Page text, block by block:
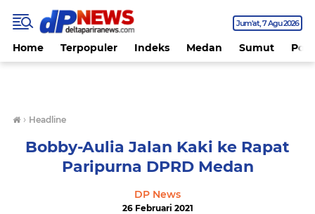
Jum'at 7 Agu 2026
Home Terpopuler Indeks Medan Sumut
› Headline
Bobby-Aulia Jalan Kaki ke Rapat
Paripurna DPRD Medan
DP News
26 Februari 2021